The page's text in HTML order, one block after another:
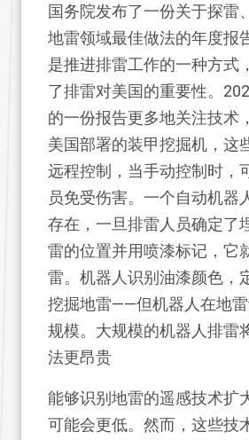
国务院发布了一份关于探雷
地雷领域最佳做法的年度报
是推进排雷工作的一种方式
了排雷对美国的重要性。
的一份报告更多地关注技术
美国部署的装甲挖掘机，这
远程控制，当手动控制时，
员免受伤害。一个自动机器
存在，一旦排雷人员确定了
雷的位置并用喷漆标记，它
雷。机器人识别油漆颜色，
挖掘地雷——但机器人在地
规模。大规模的机器人排雷
法更昂贵
能够识别地雷的遥感技术扩
可能会更低。然而，这些技